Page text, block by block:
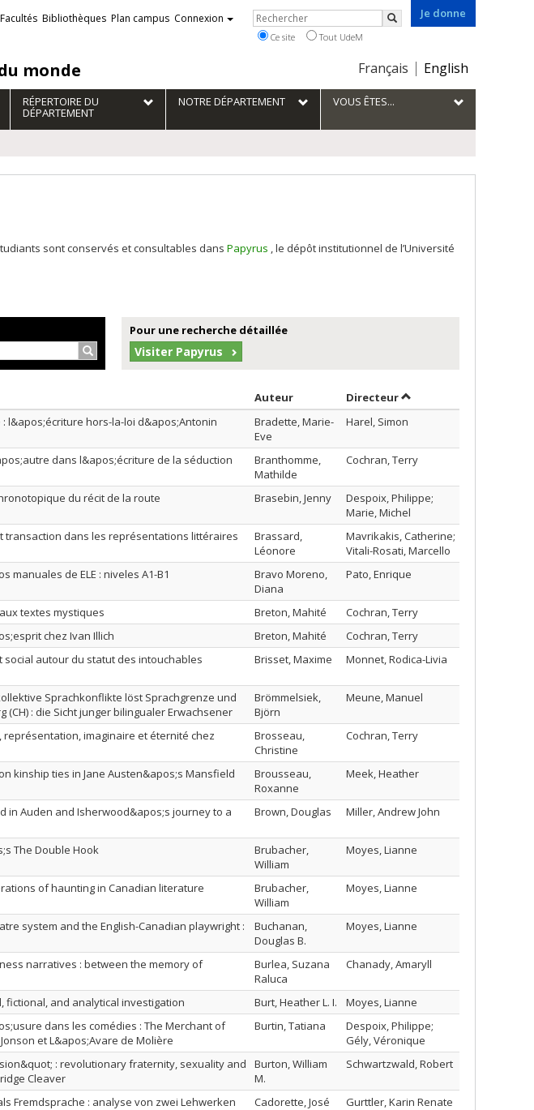
monde
Je donne
Choix
la
langue
Français English
Facultés Bibliothèques Plan campus Connexion Rechercher
Rechercher
Ce site Tout UdeM
RÉPERTOIRE DU
DÉPARTEMENT
NOTRE DÉPARTEMENT VOUS ÊTES...
sont conservés et consultables dans Papyrus , le dépôt institutionnel de l’Université
Rechercher…
Pour une recherche détaillée
Visiter Papyrus
Auteur Trier par auteur en ordre croissant
Directeurpar contributeur en
l&apos;écriture hors-la-loi d&apos;Antonin
Bradette, Marie-
Eve
Harel, Simon
dans l&apos;écriture de la séduction
Branthomme,
Mathilde
Cochran, Terry
du récit de la route Brasebin, Jenny
Despoix, Philippe;
Marie, Michel
transaction dans les représentations littéraires
Brassard,
Léonore
Mavrikakis, Catherine;
Vitali-Rosati, Marcello
manuales de ELE : niveles A1-B1
Bravo Moreno,
Diana
Pato, Enrique
textes mystiques Breton, Mahité
Cochran, Terry
chez Ivan Illich Breton, Mahité
Cochran, Terry
autour du statut des intouchables
Brisset, Maxime Monnet, Rodica-Livia
Sprachkonflikte löst Sprachgrenze und
: die Sicht junger bilingualer Erwachsener
Brömmelsiek,
Björn
Meune, Manuel
représentation, imaginaire et éternité chez
Brosseau,
Christine
Cochran, Terry
kinship ties in Jane Austen&apos;s Mansfield
Brousseau,
Roxanne
Meek, Heather
in Auden and Isherwood&apos;s journey to a
Brown, Douglas Miller, Andrew John
The Double Hook
Brubacher,
William
Moyes, Lianne
of haunting in Canadian literature
Brubacher,
William
Moyes, Lianne
system and the English-Canadian playwright :
Buchanan,
Douglas B.
Moyes, Lianne
narratives : between the memory of
Burlea, Suzana
Raluca
Chanady, Amaryll
fictional, and analytical investigation Burt, Heather L. I.
Moyes, Lianne
dans les comédies : The Merchant of
et L&apos;Avare de Molière
Burtin, Tatiana
Despoix, Philippe;
Gély, Véronique
: revolutionary fraternity, sexuality and
Cleaver
Burton, William
M.
Schwartzwald, Robert
Fremdsprache : analyse von zwei Lehwerken Cadorette, José
Gurttler, Karin Renate